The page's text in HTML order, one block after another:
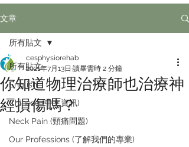
文章
所有貼文
English
Chinese (中文資訊)
Neck Pain (頸痛問題)
Our Professions (了解我們的專業)
所有貼文
你知道物理治療師也治療神
經損傷嗎？
cesphysiorehab
2021年7月13日 讀畢需時 2 分鐘